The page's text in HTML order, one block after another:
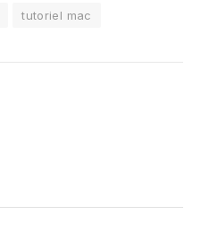
tutoriel mac